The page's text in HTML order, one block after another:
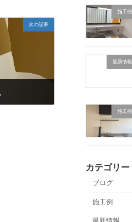
次の記事
施工例
最新情報
施工例
カテゴリー
ブログ
施工例